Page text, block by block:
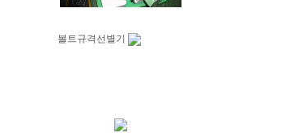
볼트규격선별기